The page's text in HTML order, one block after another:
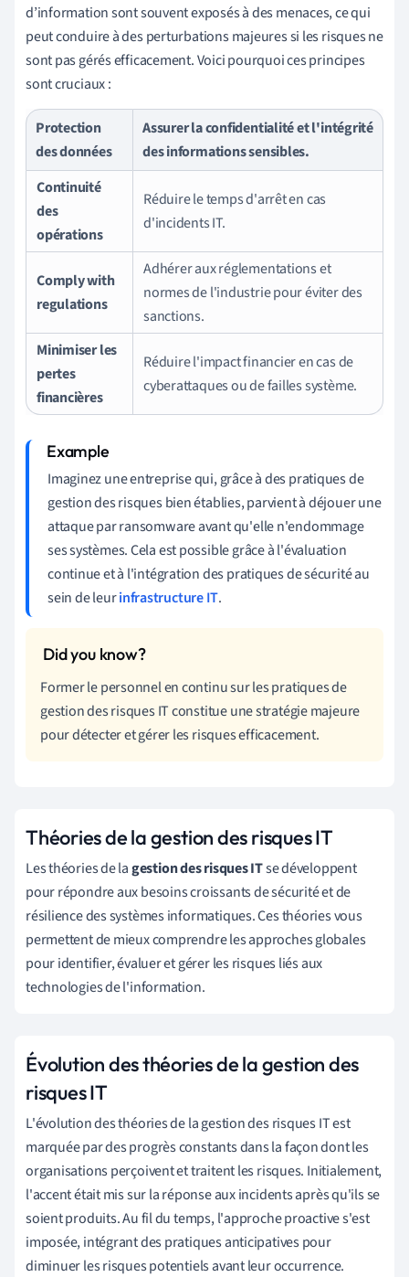
d’information sont souvent exposés à des menaces, ce qui
peut conduire à des perturbations majeures si les risques ne
sont pas gérés efficacement. Voici pourquoi ces principes
sont cruciaux :
Protection
des données
Assurer la confidentialité et l'intégrité
des informations sensibles.
Continuité
des
opérations
Réduire le temps d'arrêt en cas
d'incidents IT.
Comply with
regulations
Adhérer aux réglementations et
normes de l'industrie pour éviter des
sanctions.
Minimiser les
pertes
financières
Réduire l'impact financier en cas de
cyberattaques ou de failles système.
Imaginez une entreprise qui, grâce à des pratiques de
gestion des risques bien établies, parvient à déjouer une
attaque par ransomware avant qu'elle n'endommage
ses systèmes. Cela est possible grâce à l'évaluation
continue et à l'intégration des pratiques de sécurité au
sein de leurinfrastructure IT.
Former le personnel en continu sur les pratiques de
gestion des risques IT constitue une stratégie majeure
pour détecter et gérer les risques efficacement.
Théories de la gestion des risques IT
Les théories de lagestion des risques ITse développent
pour répondre aux besoins croissants de sécurité et de
résilience des systèmes informatiques. Ces théories vous
permettent de mieux comprendre les approches globales
pour identifier, évaluer et gérer les risques liés aux
technologies de l'information.
Évolution des théories de la gestion des
risques IT
L'évolution des théories de la gestion des risques IT est
marquée par des progrès constants dans la façon dont les
organisations perçoivent et traitent les risques. Initialement,
l'accent était mis sur la réponse aux incidents après qu'ils se
soient produits. Au fil du temps, l'approche proactive s'est
imposée, intégrant des pratiques anticipatives pour
diminuer les risques potentiels avant leur occurrence.